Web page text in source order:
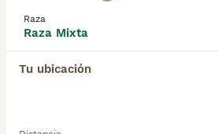
Raza
Raza Mixta
Tu ubicación
Guardar búsqueda